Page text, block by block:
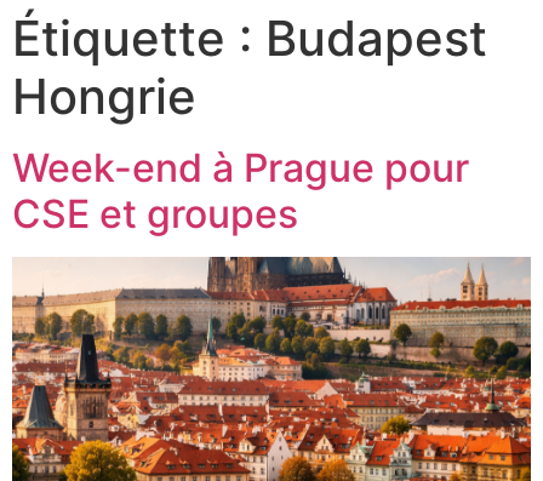
Étiquette : Budapest
Hongrie
Week-end à Prague pour
CSE et groupes